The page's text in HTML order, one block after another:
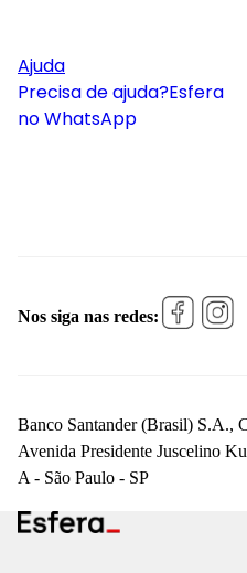
Ajuda
Precisa de ajuda?Esfera
no WhatsApp
Nos siga nas redes:
Banco Santander (Brasil) S.A.,
Avenida Presidente Juscelino
A - São Paulo - SP